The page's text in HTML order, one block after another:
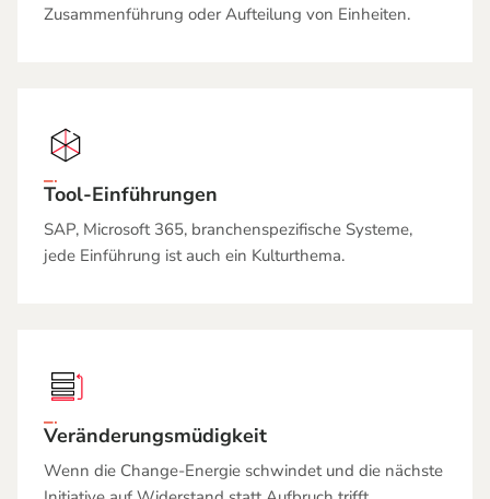
Zusammenführung oder Aufteilung von Einheiten.
Tool-Einführungen
SAP, Microsoft 365, branchenspezifische Systeme,
jede Einführung ist auch ein Kulturthema.
Veränderungsmüdigkeit
Wenn die Change-Energie schwindet und die nächste